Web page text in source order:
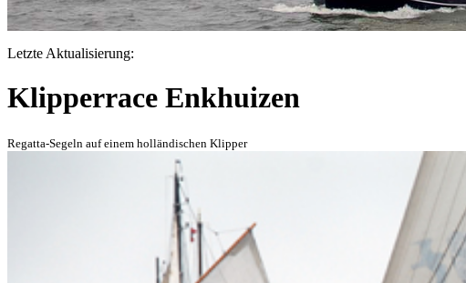
Letzte Aktualisierung:
Klipperrace Enkhuizen
Regatta-Segeln auf einem holländischen Klipper